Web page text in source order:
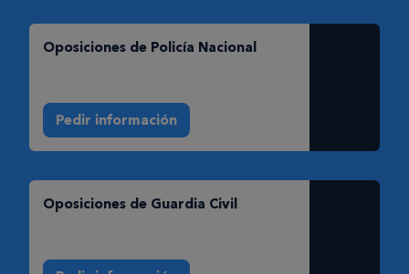
Oposiciones de Policí­a Nacional
Pedir información
Oposiciones de Guardia Civil